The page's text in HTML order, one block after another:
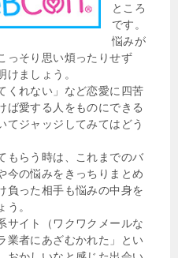
ところ
です。
悩みが
っそり思い煩ったりせず
けましょう。
くれない」など恋愛に四苦
ば愛する人をものにできる
てジャッジしてみてはどう
もらう時は、これまでのバ
今の悩みをきっちりまとめ
負った相手も悩みの中身を
。
サイト（ワクワクメールな
業者にあざむかれた」とい